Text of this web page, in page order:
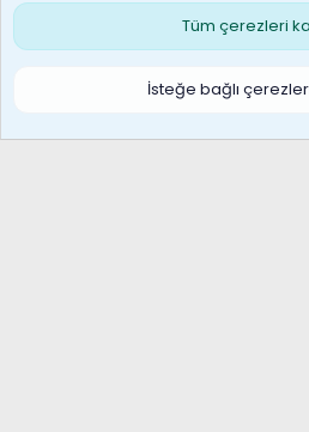
Çerezler
S
Tüm çerezleri
İsteğe bağlı